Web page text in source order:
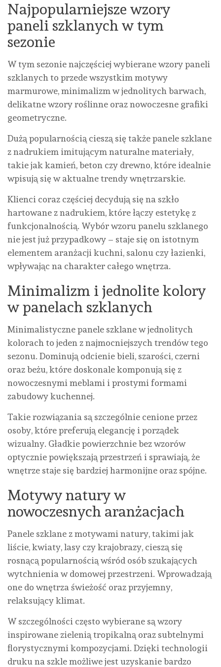
Najpopularniejsze wzory
paneli szklanych w tym
sezonie
W tym sezonie najczęściej wybierane wzory paneli
szklanych to przede wszystkim motywy
marmurowe, minimalizm w jednolitych barwach,
delikatne wzory roślinne oraz nowoczesne grafiki
geometryczne.
Dużą popularnością cieszą się także panele szklane
z nadrukiem imitującym naturalne materiały,
takie jak kamień, beton czy drewno, które idealnie
wpisują się w aktualne trendy wnętrzarskie.
Klienci coraz częściej decydują się na szkło
hartowane z nadrukiem, które łączy estetykę z
funkcjonalnością. Wybór wzoru panelu szklanego
nie jest już przypadkowy – staje się on istotnym
elementem aranżacji kuchni, salonu czy łazienki,
wpływając na charakter całego wnętrza.
Minimalizm i jednolite kolory
w panelach szklanych
Minimalistyczne panele szklane w jednolitych
kolorach to jeden z najmocniejszych trendów tego
sezonu. Dominują odcienie bieli, szarości, czerni
oraz beżu, które doskonale komponują się z
nowoczesnymi meblami i prostymi formami
zabudowy kuchennej.
Takie rozwiązania są szczególnie cenione przez
osoby, które preferują elegancję i porządek
wizualny. Gładkie powierzchnie bez wzorów
optycznie powiększają przestrzeń i sprawiają, że
wnętrze staje się bardziej harmonijne oraz spójne.
Motywy natury w
nowoczesnych aranżacjach
Panele szklane z motywami natury, takimi jak
liście, kwiaty, lasy czy krajobrazy, cieszą się
rosnącą popularnością wśród osób szukających
wytchnienia w domowej przestrzeni. Wprowadzają
one do wnętrza świeżość oraz przyjemny,
relaksujący klimat.
W szczególności często wybierane są wzory
inspirowane zielenią tropikalną oraz subtelnymi
florystycznymi kompozycjami. Dzięki technologii
druku na szkle możliwe jest uzyskanie bardzo